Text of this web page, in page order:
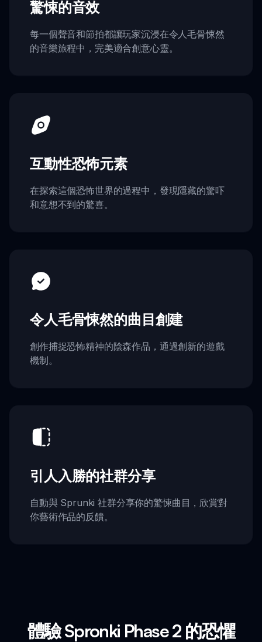
驚悚的音效
每一個聲音和節拍都讓玩家沉浸在令人毛骨悚然
的音樂旅程中，完美適合創意心靈。
互動性恐怖元素
在探索這個恐怖世界的過程中，發現隱藏的驚吓
和意想不到的驚喜。
令人毛骨悚然的曲目創建
創作捕捉恐怖精神的陰森作品，通過創新的遊戲
機制。
引人入勝的社群分享
自動與 Sprunki 社群分享你的驚悚曲目，欣賞對
你藝術作品的反饋。
體驗 Spronki Phase 2 的恐懼